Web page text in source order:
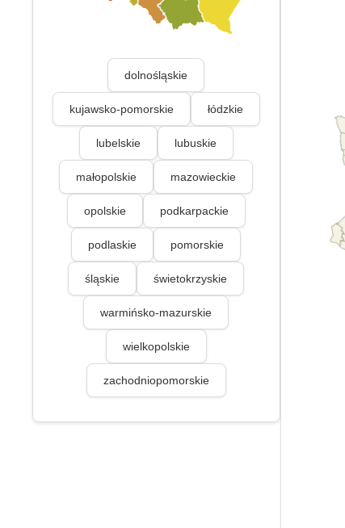
dolnośląskie
kujawsko-pomorskie łódzkie
lubelskie lubuskie
małopolskie mazowieckie
opolskie podkarpackie
podlaskie pomorskie
śląskie świetokrzyskie
warmińsko-mazurskie
wielkopolskie
zachodniopomorskie